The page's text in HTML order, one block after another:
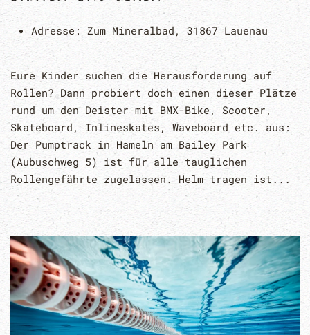
Adresse: Zum Mineralbad, 31867 Lauenau
Eure Kinder suchen die Herausforderung auf
Rollen? Dann probiert doch einen dieser Plätze
rund um den Deister mit BMX-Bike, Scooter,
Skateboard, Inlineskates, Waveboard etc. aus:
Der Pumptrack in Hameln am Bailey Park
(Aubuschweg 5) ist für alle tauglichen
Rollengefährte zugelassen. Helm tragen ist...